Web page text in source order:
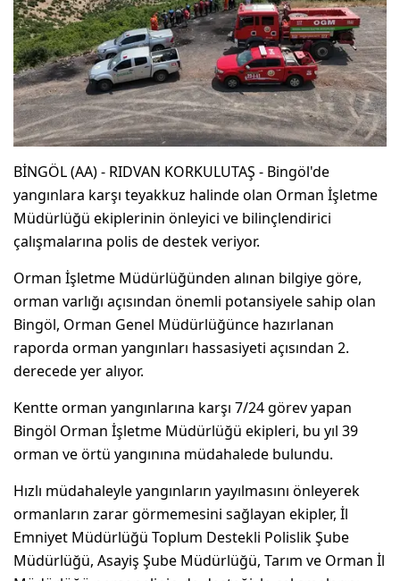
BİNGÖL (AA) - RIDVAN KORKULUTAŞ - Bingöl'de
yangınlara karşı teyakkuz halinde olan Orman İşletme
Müdürlüğü ekiplerinin önleyici ve bilinçlendirici
çalışmalarına polis de destek veriyor.
Orman İşletme Müdürlüğünden alınan bilgiye göre,
orman varlığı açısından önemli potansiyele sahip olan
Bingöl, Orman Genel Müdürlüğünce hazırlanan
raporda orman yangınları hassasiyeti açısından 2.
derecede yer alıyor.
Kentte orman yangınlarına karşı 7/24 görev yapan
Bingöl Orman İşletme Müdürlüğü ekipleri, bu yıl 39
orman ve örtü yangınına müdahalede bulundu.
Hızlı müdahaleyle yangınların yayılmasını önleyerek
ormanların zarar görmemesini sağlayan ekipler, İl
Emniyet Müdürlüğü Toplum Destekli Polislik Şube
Müdürlüğü, Asayiş Şube Müdürlüğü, Tarım ve Orman İl